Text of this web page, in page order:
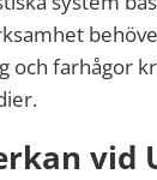
och farhågor
vid